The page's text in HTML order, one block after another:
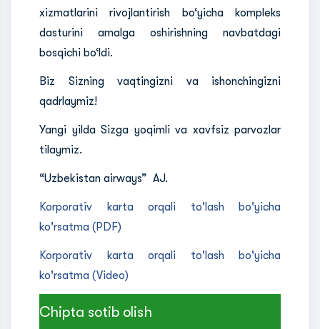
xizmatlarini rivojlantirish bo‘yicha kompleks
dasturini amalga oshirishning navbatdagi
bosqichi bo‘ldi.
Biz Sizning vaqtingizni va ishonchingizni
qadrlaymiz!
Yangi yilda Sizga yoqimli va xavfsiz parvozlar
tilaymiz.
“Uzbekistan airways” AJ.
Korporativ karta orqali to'lash bo'yicha
ko'rsatma (PDF)
Korporativ karta orqali to'lash bo'yicha
ko'rsatma (Video)
Chipta sotib olish